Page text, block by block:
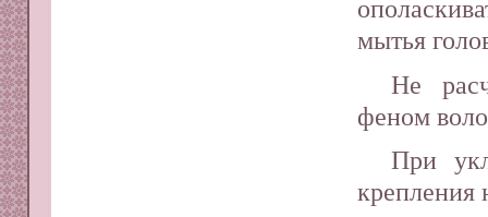
мытья
Не
феном
При
крепления